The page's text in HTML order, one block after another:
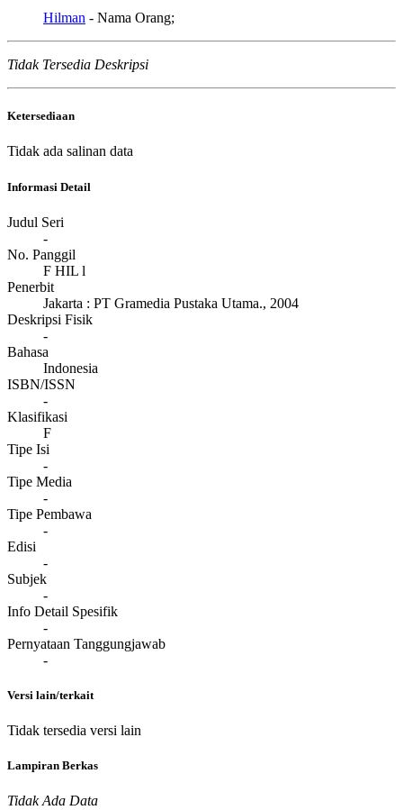
Hilman - Nama Orang;
Tidak Tersedia Deskripsi
Ketersediaan
Tidak ada salinan data
Informasi Detail
Judul Seri
-
No. Panggil
F HIL l
Penerbit
Jakarta : PT Gramedia Pustaka Utama., 2004
Deskripsi Fisik
-
Bahasa
Indonesia
ISBN/ISSN
-
Klasifikasi
F
Tipe Isi
-
Tipe Media
-
Tipe Pembawa
-
Edisi
-
Subjek
-
Info Detail Spesifik
-
Pernyataan Tanggungjawab
-
Versi lain/terkait
Tidak tersedia versi lain
Lampiran Berkas
Tidak Ada Data